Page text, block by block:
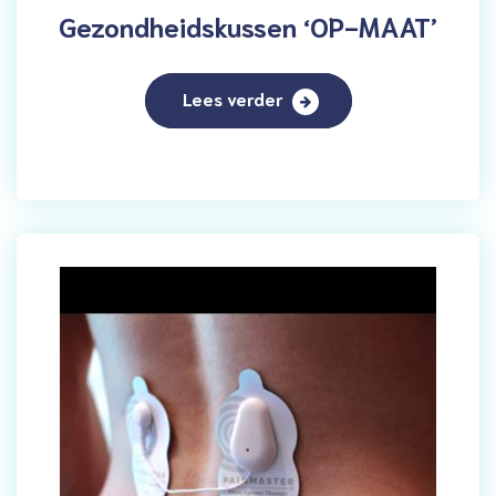
Gezondheidskussen ‘OP-MAAT’
Lees verder